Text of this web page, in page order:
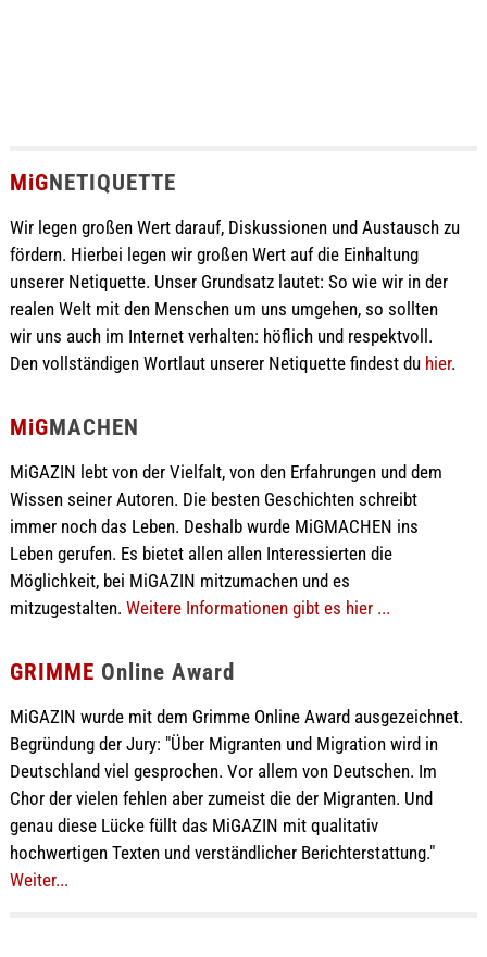
MiGNETIQUETTE
Wir legen großen Wert darauf, Diskussionen und Austausch zu
fördern. Hierbei legen wir großen Wert auf die Einhaltung
unserer Netiquette. Unser Grundsatz lautet: So wie wir in der
realen Welt mit den Menschen um uns umgehen, so sollten
wir uns auch im Internet verhalten: höflich und respektvoll.
Den vollständigen Wortlaut unserer Netiquette findest du hier.
MiGMACHEN
MiGAZIN lebt von der Vielfalt, von den Erfahrungen und dem
Wissen seiner Autoren. Die besten Geschichten schreibt
immer noch das Leben. Deshalb wurde MiGMACHEN ins
Leben gerufen. Es bietet allen allen Interessierten die
Möglichkeit, bei MiGAZIN mitzumachen und es
mitzugestalten. Weitere Informationen gibt es hier ...
GRIMME Online Award
MiGAZIN wurde mit dem Grimme Online Award ausgezeichnet.
Begründung der Jury: "Über Migranten und Migration wird in
Deutschland viel gesprochen. Vor allem von Deutschen. Im
Chor der vielen fehlen aber zumeist die der Migranten. Und
genau diese Lücke füllt das MiGAZIN mit qualitativ
hochwertigen Texten und verständlicher Berichterstattung."
Weiter...